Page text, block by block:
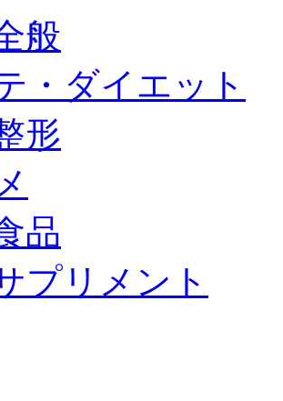
般
・ダイエット
形
品
プリメント